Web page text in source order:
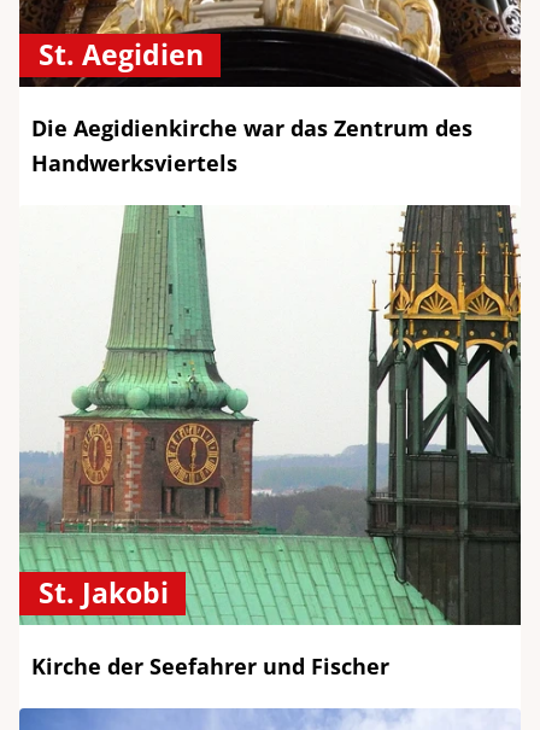
St. Aegidien
Die Aegidienkirche war das Zentrum des
Handwerksviertels
St. Jakobi
Kirche der Seefahrer und Fischer